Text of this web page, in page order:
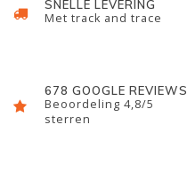
SNELLE LEVERING
Met track and trace
678 GOOGLE REVIEWS
Beoordeling 4,8/5
sterren